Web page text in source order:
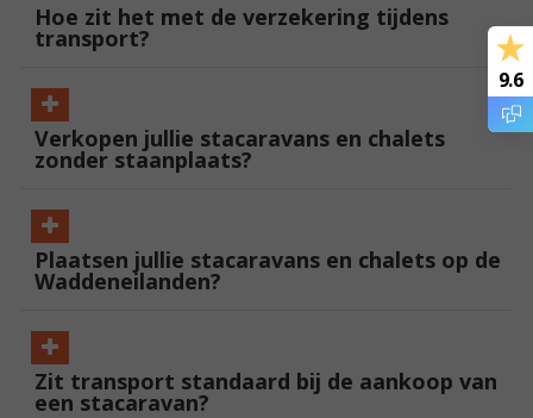
Hoe zit het met de verzekering tijdens
transport?
Verkopen jullie stacaravans en chalets
zonder staanplaats?
Plaatsen jullie stacaravans en chalets op de
Waddeneilanden?
Zit transport standaard bij de aankoop van
een stacaravan?
9.6